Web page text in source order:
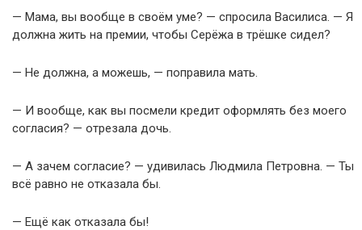
— Мама, вы вообще в своём уме? — спросила Василиса. — Я
должна жить на премии, чтобы Серёжа в трёшке сидел?
— Не должна, а можешь, — поправила мать.
— И вообще, как вы посмели кредит оформлять без моего
согласия? — отрезала дочь.
— А зачем согласие? — удивилась Людмила Петровна. — Ты
всё равно не отказала бы.
— Ещё как отказала бы!